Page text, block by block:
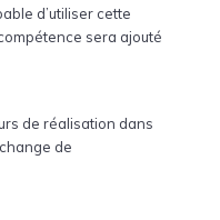
d’utiliser cette
sera ajouté
de réalisation dans
de